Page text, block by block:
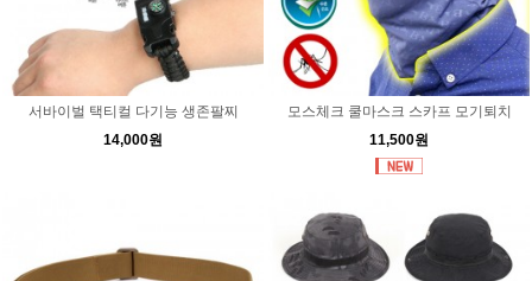
서바이벌 택티컬 다기능 생존팔찌
14,000원
모스체크 쿨마스크 스카프 모기퇴치
11,500원